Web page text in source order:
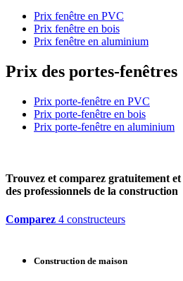
Prix fenêtre en PVC
Prix fenêtre en bois
Prix fenêtre en aluminium
Prix des portes-fenêtres
Prix porte-fenêtre en PVC
Prix porte-fenêtre en bois
Prix porte-fenêtre en aluminium
Trouvez et comparez gratuitement et
des professionnels de la construction
Comparez 4 constructeurs
Construction de maison